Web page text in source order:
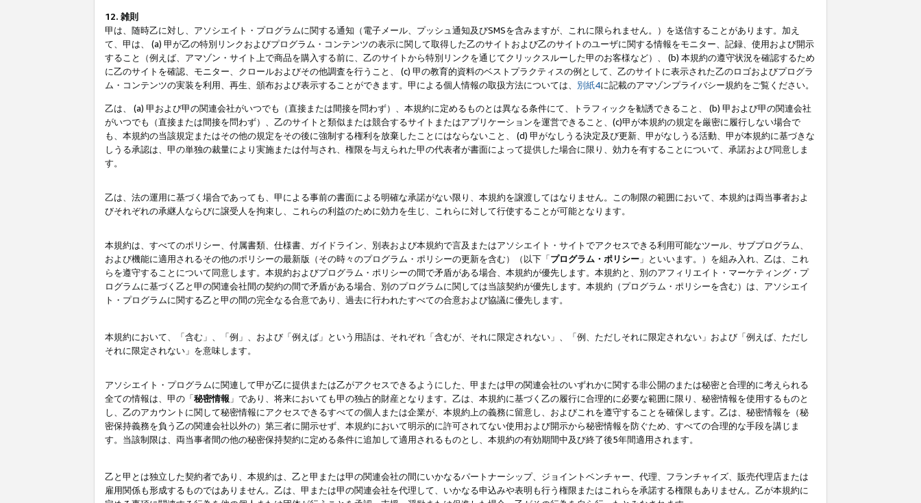
12. 雑則
甲は、随時乙に対し、アソシエイト・プログラムに関する通知（電子メール、プッシュ通知及びSMSを含みますが、これに限られません。）を送信することがあります。加え
て、甲は、 (a) 甲が乙の特別リンクおよびプログラム・コンテンツの表示に関して取得した乙のサイトおよび乙のサイトのユーザに関する情報をモニター、記録、使用および開示
すること（例えば、アマゾン・サイト上で商品を購入する前に、乙のサイトから特別リンクを通じてクリックスルーした甲のお客様など）、 (b) 本規約の遵守状況を確認するため
に乙のサイトを確認、モニター、クロールおよびその他調査を行うこと、 (c) 甲の教育的資料のベストプラクティスの例として、乙のサイトに表示された乙のロゴおよびプログラ
ム・コンテンツの実装を利用、再生、頒布および表示することができます。甲による個人情報の取扱方法については、 別紙4に記載のアマゾンプライバシー規約をご覧ください。
乙は、 (a) 甲および甲の関連会社がいつでも（直接または間接を問わず）、本規約に定めるものとは異なる条件にて、トラフィックを勧誘できること、 (b) 甲および甲の関連会社
がいつでも（直接または間接を問わず）、乙のサイトと類似または競合するサイトまたはアプリケーションを運営できること、(c)甲が本規約の規定を厳密に履行しない場合で
も、本規約の当該規定またはその他の規定をその後に強制する権利を放棄したことにはならないこと、 (d) 甲がなしうる決定及び更新、甲がなしうる活動、甲が本規約に基づきな
しうる承認は、甲の単独の裁量により実施または付与され、権限を与えられた甲の代表者が書面によって提供した場合に限り、効力を有することについて、承諾および同意しま
す。
乙は、法の運用に基づく場合であっても、甲による事前の書面による明確な承諾がない限り、本規約を譲渡してはなりません。この制限の範囲において、本規約は両当事者およ
びそれぞれの承継人ならびに譲受人を拘束し、これらの利益のために効力を生じ、これらに対して行使することが可能となります。
本規約は、すべてのポリシー、付属書類、仕様書、ガイドライン、別表および本規約で言及またはアソシエイト・サイトでアクセスできる利用可能なツール、サブプログラム、
および機能に適用されるその他のポリシーの最新版（その時々のプログラム・ポリシーの更新を含む）（以下「プログラム・ポリシー 」といいます。）を組み入れ、乙は、これ
らを遵守することについて同意します。本規約およびプログラム・ポリシーの間で矛盾がある場合、本規約が優先します。本規約と、別のアフィリエイト・マーケティング・プ
ログラムに基づく乙と甲の関連会社間の契約の間で矛盾がある場合、別のプログラムに関しては当該契約が優先します。本規約（プログラム・ポリシーを含む）は、アソシエイ
ト・プログラムに関する乙と甲の間の完全なる合意であり、過去に行われたすべての合意および協議に優先します。
本規約において、「含む」、「例」、および「例えば」という用語は、それぞれ「含むが、それに限定されない」、「例、ただしそれに限定されない」および「例えば、ただし
それに限定されない」を意味します。
アソシエイト・プログラムに関連して甲が乙に提供または乙がアクセスできるようにした、甲または甲の関連会社のいずれかに関する非公開のまたは秘密と合理的に考えられる
全ての情報は、甲の「秘密情報 」であり、将来においても甲の独占的財産となります。乙は、本規約に基づく乙の履行に合理的に必要な範囲に限り、秘密情報を使用するものと
し、乙のアカウントに関して秘密情報にアクセスできるすべての個人または企業が、本規約上の義務に留意し、およびこれを遵守することを確保します。乙は、秘密情報を（秘
密保持義務を負う乙の関連会社以外の）第三者に開示せず、本規約において明示的に許可されてない使用および開示から秘密情報を防ぐため、すべての合理的な手段を講じま
す。当該制限は、両当事者間の他の秘密保持契約に定める条件に追加して適用されるものとし、本規約の有効期間中及び終了後5年間適用されます。
乙と甲とは独立した契約者であり、本規約は、乙と甲または甲の関連会社の間にいかなるパートナーシップ、ジョイントベンチャー、代理、フランチャイズ、販売代理店または
雇用関係も形成するものではありません。乙は、甲または甲の関連会社を代理して、いかなる申込みや表明も行う権限またはこれらを承諾する権限もありません。乙が本規約に